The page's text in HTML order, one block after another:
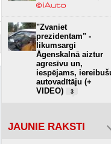
"Zvaniet
prezidentam" -
likumsargi
Āgenskalnā aiztur
agresīvu un,
iespējams,
autovadītāju (+
VIDEO)
3
JAUNIE RAKSTI